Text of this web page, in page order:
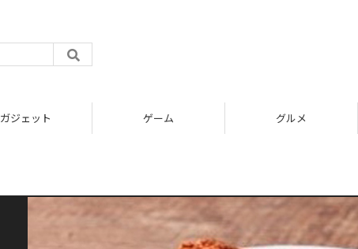
ガジェット ゲーム グルメ